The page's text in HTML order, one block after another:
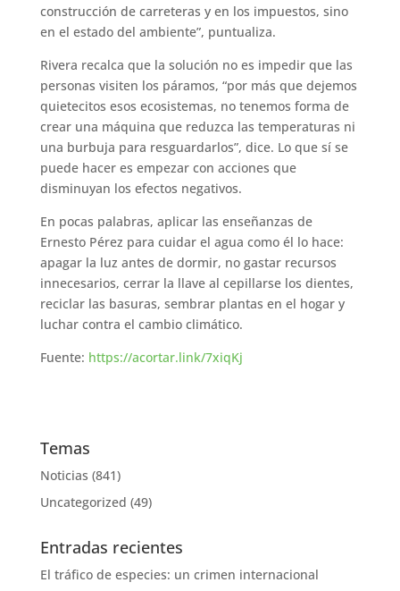
construcción de carreteras y en los impuestos, sino
en el estado del ambiente”, puntualiza.
Rivera recalca que la solución no es impedir que las
personas visiten los páramos, “por más que dejemos
quietecitos esos ecosistemas, no tenemos forma de
crear una máquina que reduzca las temperaturas ni
una burbuja para resguardarlos”, dice. Lo que sí se
puede hacer es empezar con acciones que
disminuyan los efectos negativos.
En pocas palabras, aplicar las enseñanzas de
Ernesto Pérez para cuidar el agua como él lo hace:
apagar la luz antes de dormir, no gastar recursos
innecesarios, cerrar la llave al cepillarse los dientes,
reciclar las basuras, sembrar plantas en el hogar y
luchar contra el cambio climático.
Fuente: https://acortar.link/7xiqKj
Temas
Noticias (841)
Uncategorized (49)
Entradas recientes
El tráfico de especies: un crimen internacional